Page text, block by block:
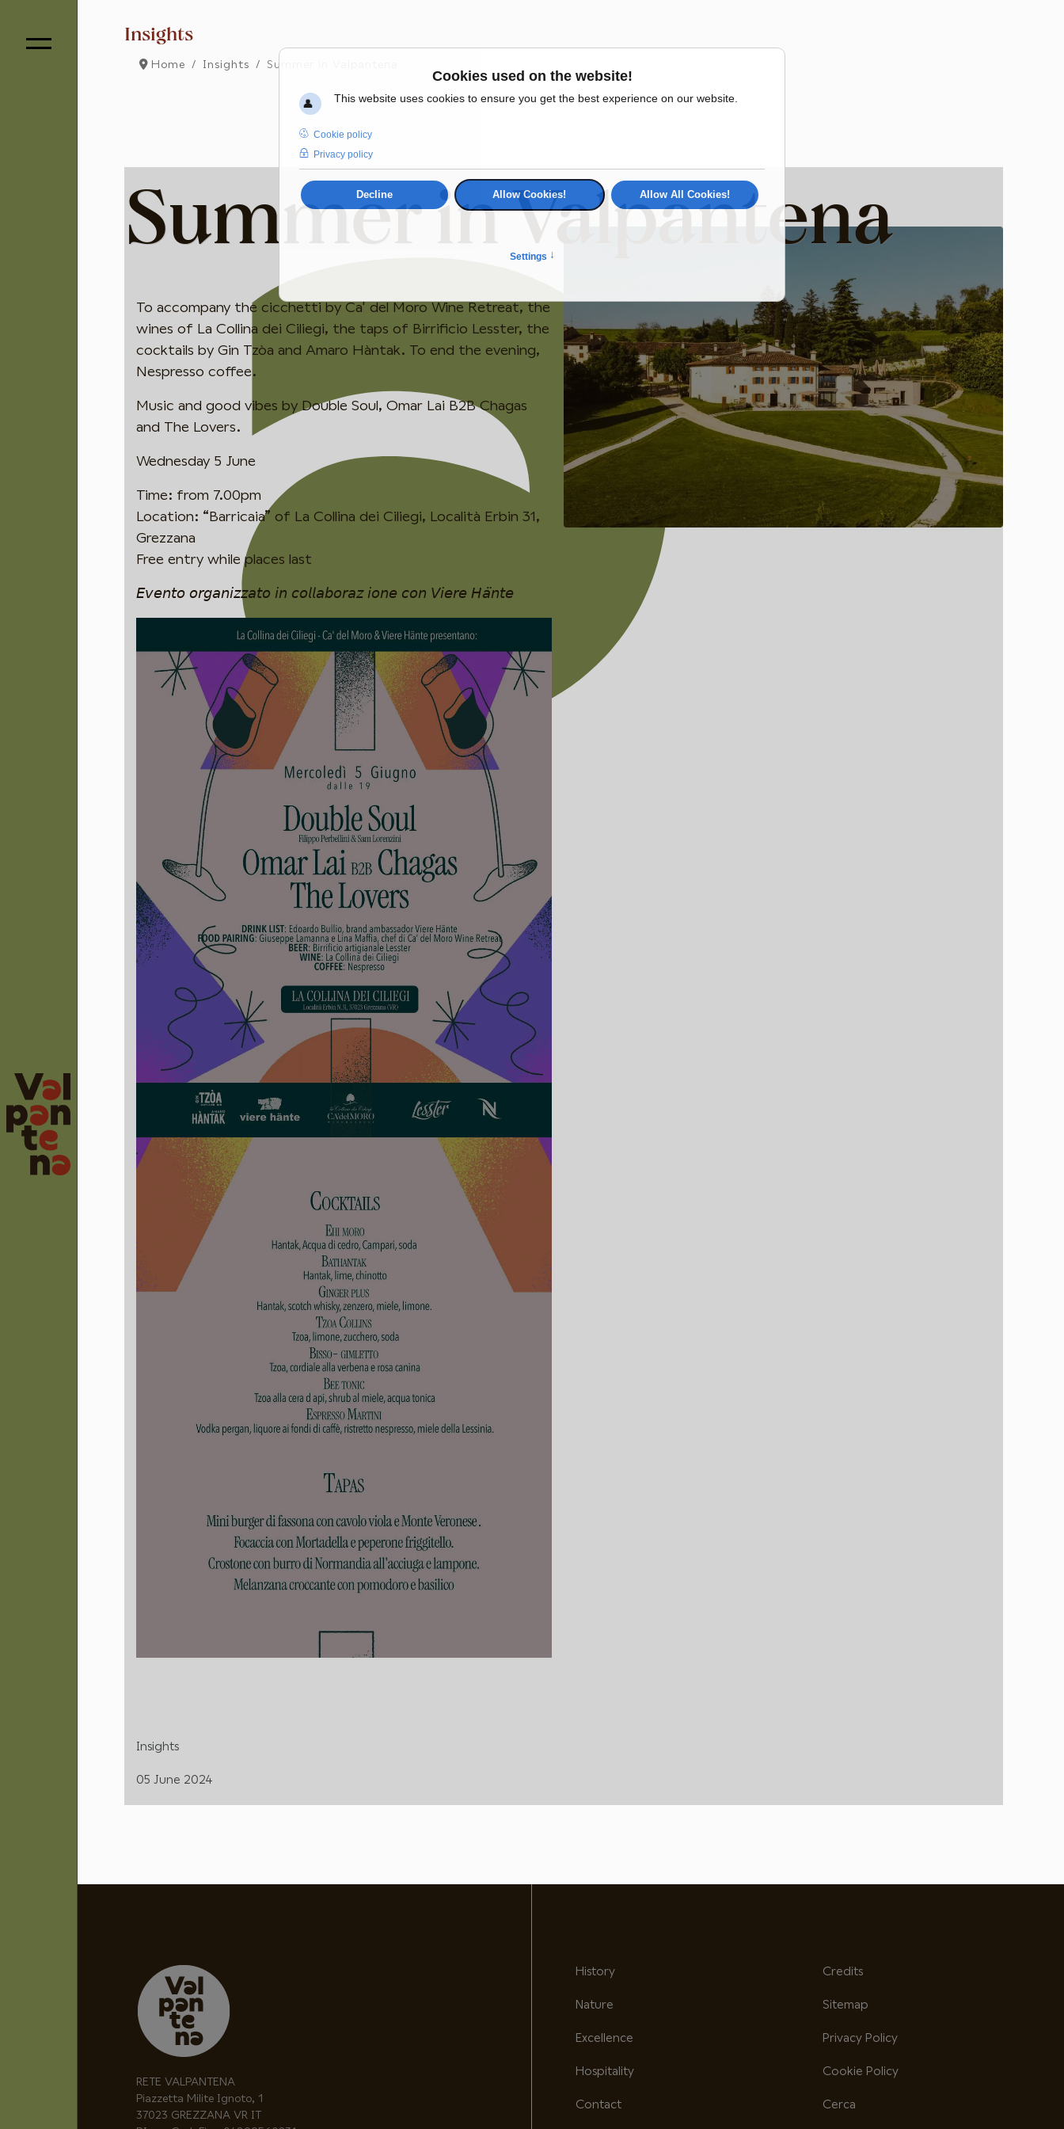
Insights
Home Insights Summer in Valpantena
Summer in Valpantena
To accompany the cicchetti by Ca' del Moro Wine Retreat, the
wines of La Collina dei Ciliegi, the taps of Birrificio Lesster, the
cocktails by Gin Tzòa and Amaro Hàntak. To end the evening,
Nespresso coffee.
Music and good vibes by Double Soul, Omar Lai B2B Chagas
and The Lovers.
Wednesday 5 June
Time: from 7.00pm
Location: “Barricaia” of La Collina dei Ciliegi, Località Erbin 31,
Grezzana
Free entry while places last
𝘌𝘷𝘦𝘯𝘵𝘰 𝘰𝘳𝘨𝘢𝘯𝘪𝘻𝘻𝘢𝘵𝘰 𝘪𝘯 𝘤𝘰𝘭𝘭𝘢𝘣𝘰𝘳𝘢𝘻 𝘪𝘰𝘯𝘦 𝘤𝘰𝘯 𝘝𝘪𝘦𝘳𝘦 𝘏𝘢̈𝘯𝘵𝘦
Insights
05 June 2024
RETE VALPANTENA
Piazzetta Milite Ignoto, 1
37023 GREZZANA VR IT
History
Nature
Excellence
Hospitality
Contact
Credits
Sitemap
Privacy Policy
Cookie Policy
Cerca
Iscriviti per rimanere aggiornato!
Ricevi le news sugli eventi e infomazioni della